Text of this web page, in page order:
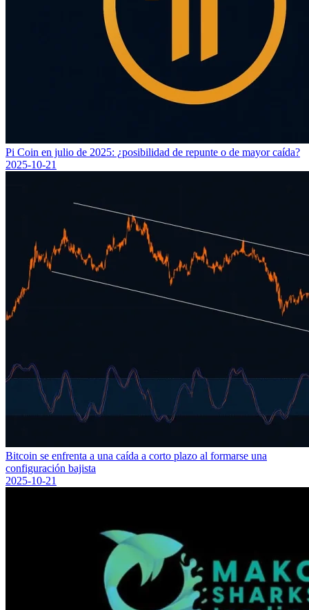
Pi Coin en julio de 2025: ¿posibilidad de repunte o de mayor caída?
2025-10-21
Bitcoin se enfrenta a una caída a corto plazo al formarse una
configuración bajista
2025-10-21